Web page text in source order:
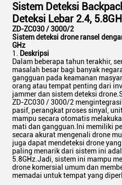
Sistem Deteksi
Deteksi Lebar 2.4,
ZD-ZC030 / 3000/2
Sistem deteksi drone ransel
GHz
Deskripsi
Dalam beberapa tahun terakhir,
masalah besar bagi banyak
gangguan pada keamanan
orang atau tempat penting dari
jammer dan sistem deteksi
ZD-ZC030 / 3000/2
pasif, perangkat proses sinyal,
mampu secara otomatis
mati dan gangguan.Ini memiliki
secara akurat mengenali drone
juga dapat mendeteksi drone
paling menarik dari sistem ini
5.8GHz.Jadi, sistem ini mampu
drone komersial umum dan
memadai untuk tempat yang